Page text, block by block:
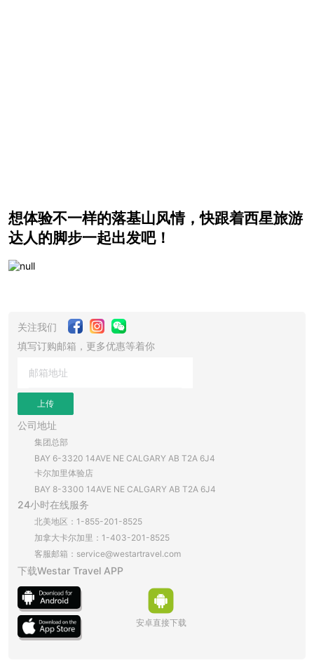
想体验不一样的落基山风情，快跟着西星旅游
达人的脚步一起出发吧！
关注我们
填写订购邮箱，更多优惠等着你
上传
公司地址
集团总部
BAY 6-3320 14AVE NE CALGARY AB T2A 6J4
卡尔加里体验店
BAY 8-3300 14AVE NE CALGARY AB T2A 6J4
24小时在线服务
北美地区：1-855-201-8525
加拿大卡尔加里：1-403-201-8525
客服邮箱：service@westartravel.com
下载Westar Travel APP
安卓直接下载